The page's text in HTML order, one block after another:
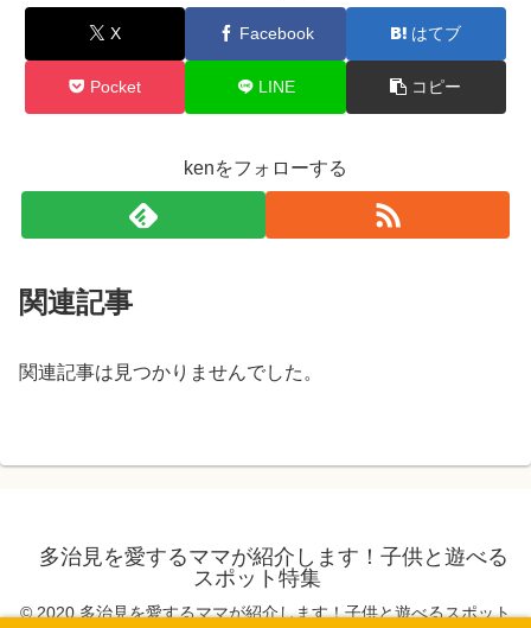
X Facebook はてブ
Pocket LINE コピー
kenをフォローする
関連記事
関連記事は見つかりませんでした。
多治見を愛するママが紹介します！子供と遊べる
スポット特集
© 2020 多治見を愛するママが紹介します！子供と遊べるスポット